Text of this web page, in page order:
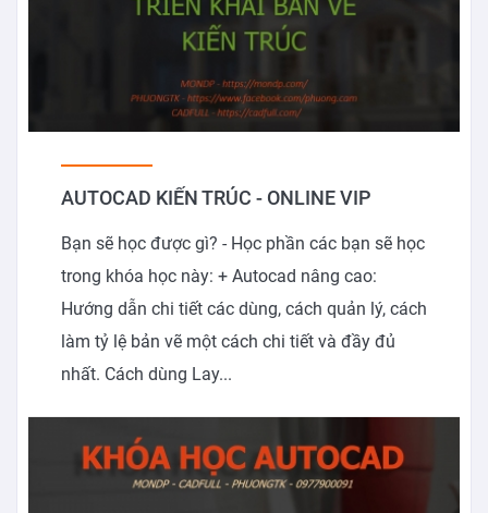
AUTOCAD KIẾN TRÚC - ONLINE VIP
Bạn sẽ học được gì? - Học phần các bạn sẽ học
trong khóa học này: + Autocad nâng cao:
Hướng dẫn chi tiết các dùng, cách quản lý, cách
làm tỷ lệ bản vẽ một cách chi tiết và đầy đủ
nhất. Cách dùng Lay...